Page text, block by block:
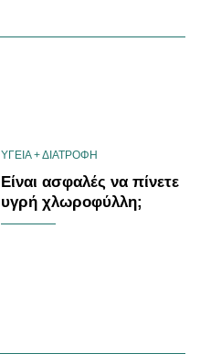
ΥΓΕΙΑ + ΔΙΑΤΡΟΦΗ
Είναι ασφαλές να πίνετε
υγρή χλωροφύλλη;